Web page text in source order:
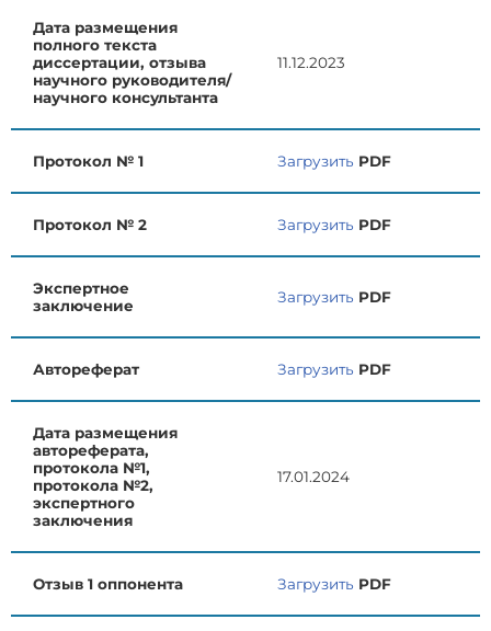
Дата размещения
полного текста
диссертации, отзыва
научного руководителя/
научного консультанта
11.12.2023
Протокол № 1 Загрузить PDF
Протокол № 2 Загрузить PDF
Экспертное
заключение
Загрузить PDF
Автореферат Загрузить PDF
Дата размещения
автореферата,
протокола №1,
протокола №2,
экспертного
заключения
17.01.2024
Отзыв 1 оппонента Загрузить PDF